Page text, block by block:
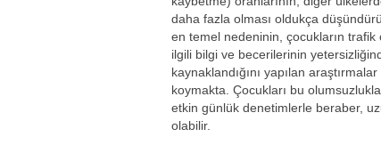
daha fazla olması oldukça
en temel nedeninin, çocukların trafik
ilgili bilgi ve becerilerinin
kaynaklandığını yapılan
koymakta. Çocukları bu
etkin günlük denetimlerle beraber,
olabilir.